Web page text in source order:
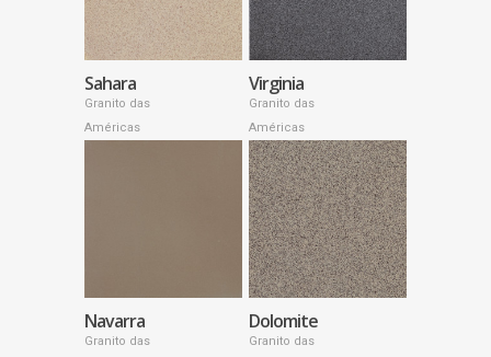
Sahara
Granito das
Américas
Virginia
Granito das
Américas
Navarra
Granito das
Dolomite
Granito das